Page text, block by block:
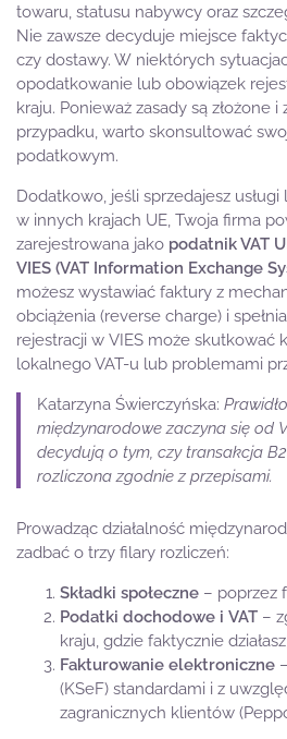
towaru, statusu nabywcy oraz
Nie zawsze decyduje miejsce
czy dostawy. W niektórych
opodatkowanie lub obowiązek
kraju. Ponieważ zasady są złożone
przypadku, warto skonsultować
podatkowym.
Dodatkowo, jeśli sprzedajesz
w innych krajach UE, Twoja firma
zarejestrowana jako podatnik VAT
VIES (VAT Information Exchange
możesz wystawiać faktury z
obciążenia (reverse charge) i
rejestracji w VIES może skutkować
lokalnego VAT-u lub problemami
Katarzyna Świerczyńska:
międzynarodowe zaczyna się od
decydują o tym, czy transakcja
rozliczona zgodnie z przepisami.
Prowadząc działalność
zadbać o trzy filary rozliczeń:
Składki społeczne – poprzez
Podatki dochodowe i VAT –
kraju, gdzie faktycznie
Fakturowanie elektroniczne
(KSeF) standardami i z
zagranicznych klientów